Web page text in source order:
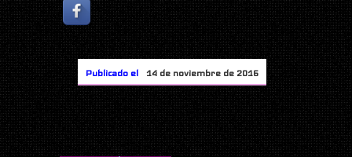
Publicado el 14 de noviembre de 2016